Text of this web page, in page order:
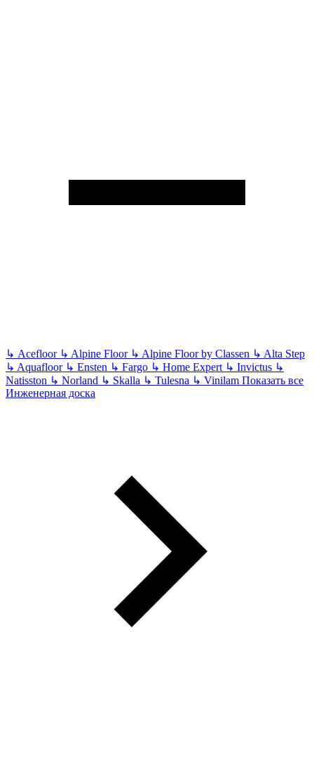
↳ Acefloor ↳ Alpine Floor ↳ Alpine Floor by Classen ↳ Alta Step
↳ Aquafloor ↳ Ensten ↳ Fargo ↳ Home Expert ↳ Invictus ↳
Natisston ↳ Norland ↳ Skalla ↳ Tulesna ↳ Vinilam Показать все
Инженерная доска